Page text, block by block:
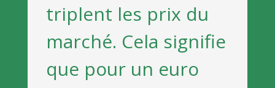
triplent les prix du
marché. Cela signifie
que pour un euro